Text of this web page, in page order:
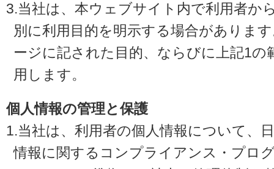
3.当社は、本ウェブサイト内で利用者か
別に利用目的を明示する場合がありま
ージに記された目的、ならびに上記1の
用します。
個人情報の管理と保護
1.当社は、利用者の個人情報について、
情報に関するコンプライアンス・プロ